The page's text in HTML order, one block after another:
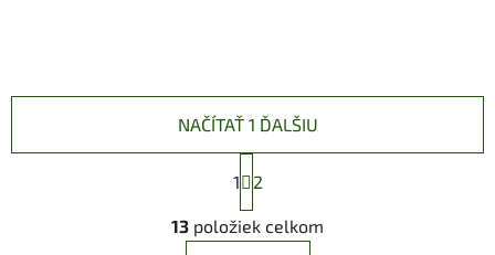
O
v
NAČÍTAŤ 1 ĎALŠIU
S
t
r
á
n
1 2
13 položiek celkom